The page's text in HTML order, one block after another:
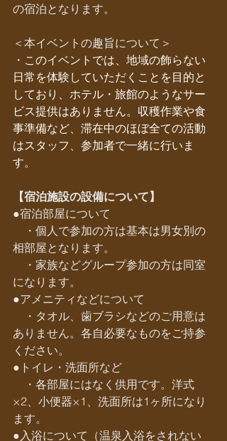
の宿泊となります。
＜本イベントの趣旨について＞
・ このイベントでは、地域の飾らない
日常を体験していただくことを目的と
しており、ホテル・旅館のようなサー
ビス提供はありません。収穫作業や食
事準備など、滞在中のほぼ全ての活動
はスタッフ、参加者で一緒に行いま
す。
【宿泊施設の設備について】
●宿泊部屋について
・個人で参加の方は基本は男女別の
相部屋となります。
・家族などグループ参加の方は同室
になります。
●アメニティなどについて
・タオル、歯ブラシなどのご用意は
ありません。各自必要なものをご持参
ください。
●トイレ・洗面所など
・各部屋にはなく供用です。洋式
×2、小便器×1、洗面所は1ヶ所になり
ます。
●入浴について（温泉入浴をされない